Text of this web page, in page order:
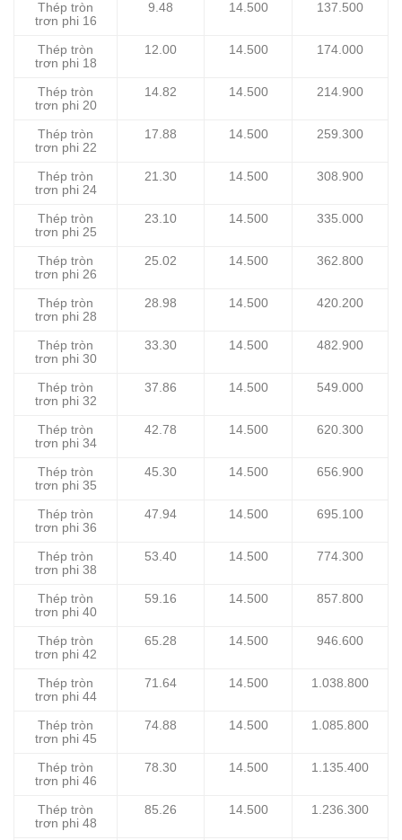
Thép tròn
trơn phi 16
9.48 14.500 137.500
Thép tròn
trơn phi 18
12.00 14.500 174.000
Thép tròn
trơn phi 20
14.82 14.500 214.900
Thép tròn
trơn phi 22
17.88 14.500 259.300
Thép tròn
trơn phi 24
21.30 14.500 308.900
Thép tròn
trơn phi 25
23.10 14.500 335.000
Thép tròn
trơn phi 26
25.02 14.500 362.800
Thép tròn
trơn phi 28
28.98 14.500 420.200
Thép tròn
trơn phi 30
33.30 14.500 482.900
Thép tròn
trơn phi 32
37.86 14.500 549.000
Thép tròn
trơn phi 34
42.78 14.500 620.300
Thép tròn
trơn phi 35
45.30 14.500 656.900
Thép tròn
trơn phi 36
47.94 14.500 695.100
Thép tròn
trơn phi 38
53.40 14.500 774.300
Thép tròn
trơn phi 40
59.16 14.500 857.800
Thép tròn
trơn phi 42
65.28 14.500 946.600
Thép tròn
trơn phi 44
71.64 14.500 1.038.800
Thép tròn
trơn phi 45
74.88 14.500 1.085.800
Thép tròn
trơn phi 46
78.30 14.500 1.135.400
Thép tròn
trơn phi 48
85.26 14.500 1.236.300